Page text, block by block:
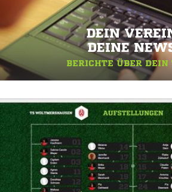
DEIN
DEINE
BERICHTE ÜBER DEIN